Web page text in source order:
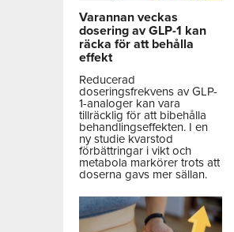
Varannan veckas
dosering av GLP-1 kan
räcka för att behålla
effekt
Reducerad
doseringsfrekvens av GLP-
1-analoger kan vara
tillräcklig för att bibehålla
behandlingseffekten. I en
ny studie kvarstod
förbättringar i vikt och
metabola markörer trots att
doserna gavs mer sällan.